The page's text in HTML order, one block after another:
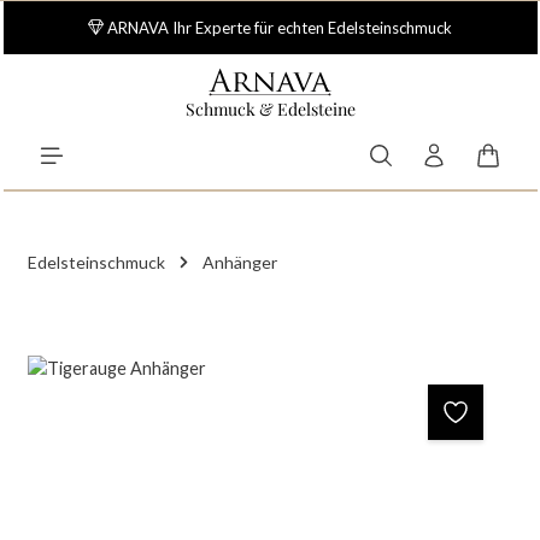
Zum Hauptinhalt springen
ARNAVA Ihr Experte für echten Edelsteinschmuck
Schmuck & Edelsteine
Edelsteinschmuck Anhänger
Bildergalerie überspringen